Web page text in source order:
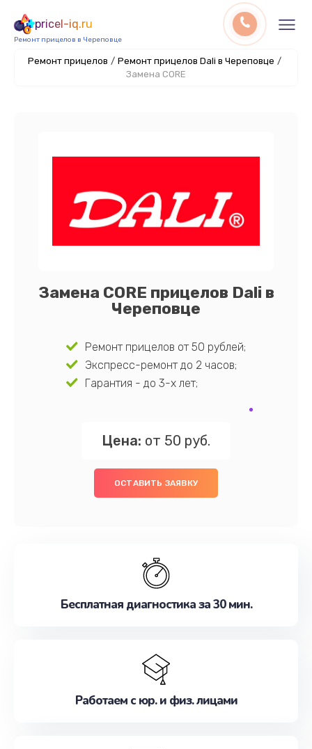
pricel-iq.ru
Ремонт прицелов в Череповце
Ремонт прицелов / Ремонт прицелов Dali в Череповце /
Замена CORE
Замена CORE прицелов Dali в
Череповце
Ремонт прицелов от 50 рублей;
Экспресс-ремонт до 2 часов;
Гарантия - до 3-х лет;
Цена: от 50 руб.
ОСТАВИТЬ ЗАЯВКУ
Бесплатная диагностика за 30 мин.
Работаем с юр. и физ. лицами